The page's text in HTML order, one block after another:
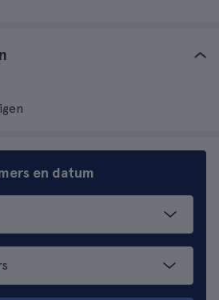
en datum